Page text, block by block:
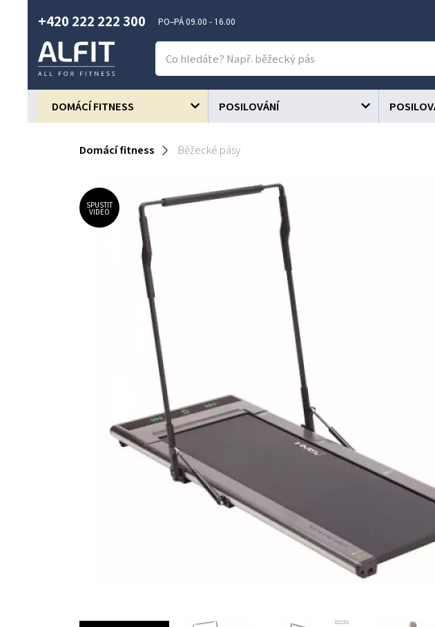
+420 222 222 300 PO–PÁ 09.00 - 16.00
DOMÁCÍ FITNESS POSILOVÁNÍ
Domácí fitness Běžecké pásy
SPUSTIT
VIDEO